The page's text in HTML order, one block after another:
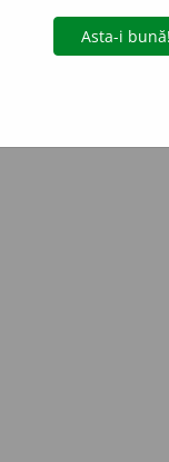
Copyright © 2004-
de pe acest site,
prealabil scris, cu